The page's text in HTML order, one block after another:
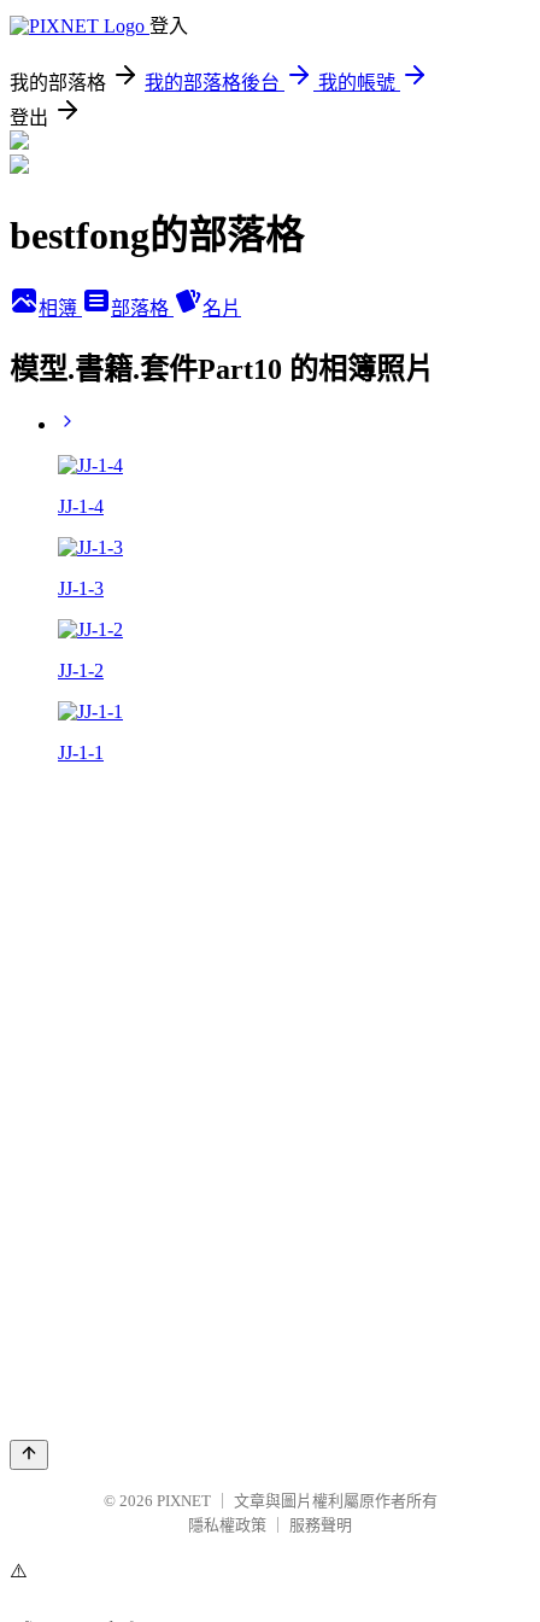
登入
我的部落格 我的部落格後台
我的帳號
登出
bestfong的部落格
相簿 部落格 名片
模型.書籍.套件Part10 的相簿照片
JJ-1-4
JJ-1-3
JJ-1-2
JJ-1-1
© 2026 PIXNET
文章與圖片權利屬原作者所有
隱私權政策
服務聲明
⚠️